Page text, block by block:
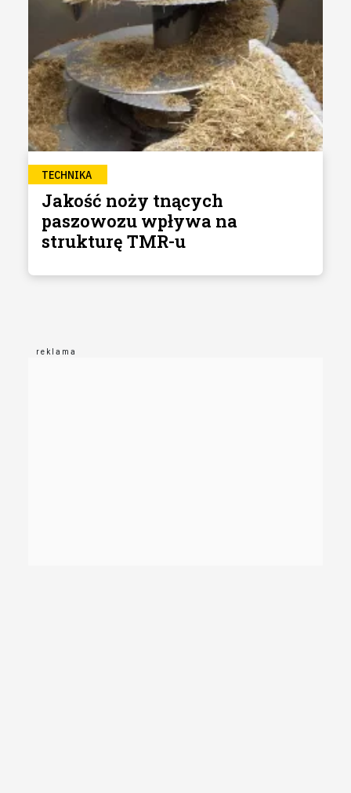
TECHNIKA
Jakość noży tnących
paszowozu wpływa na
strukturę TMR-u